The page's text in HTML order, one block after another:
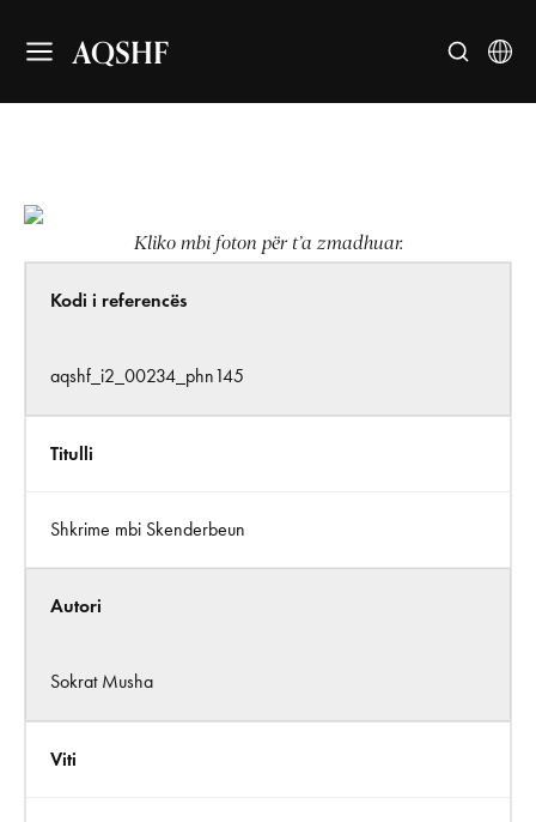
AQSHF
Kliko mbi foton për t’a zmadhuar.
Kodi i referencës
aqshf_i2_00234_phn145
Titulli
Shkrime mbi Skenderbeun
Autori
Sokrat Musha
Viti